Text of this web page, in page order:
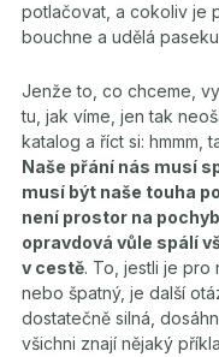
potlačovat, a cokoliv je
bouchne a udělá
Jenže to, co chceme,
tu, jak víme, jen tak
katalog a říct si: hmmm,
Naše přání nás musí
musí být naše touha
není prostor na
opravdová vůle spálí
v cestě. To, jestli je pro
nebo špatný, je další
dostatečně silná,
všichni znají nějaký